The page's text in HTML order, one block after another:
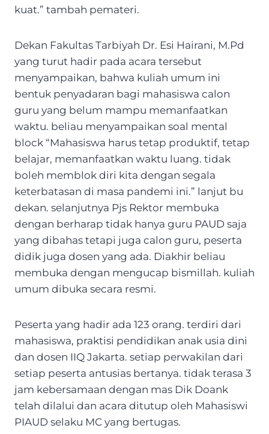
kuat.” tambah pemateri.
Dekan Fakultas Tarbiyah Dr. Esi Hairani, M.Pd
yang turut hadir pada acara tersebut
menyampaikan, bahwa kuliah umum ini
bentuk penyadaran bagi mahasiswa calon
guru yang belum mampu memanfaatkan
waktu. beliau menyampaikan soal mental
block “Mahasiswa harus tetap produktif, tetap
belajar, memanfaatkan waktu luang. tidak
boleh memblok diri kita dengan segala
keterbatasan di masa pandemi ini.” lanjut bu
dekan. selanjutnya Pjs Rektor membuka
dengan berharap tidak hanya guru PAUD saja
yang dibahas tetapi juga calon guru, peserta
didik juga dosen yang ada. Diakhir beliau
membuka dengan mengucap bismillah. kuliah
umum dibuka secara resmi.
Peserta yang hadir ada 123 orang. terdiri dari
mahasiswa, praktisi pendidikan anak usia dini
dan dosen IIQ Jakarta. setiap perwakilan dari
setiap peserta antusias bertanya. tidak terasa 3
jam kebersamaan dengan mas Dik Doank
telah dilalui dan acara ditutup oleh Mahasiswi
PIAUD selaku MC yang bertugas.